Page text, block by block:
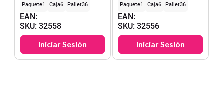
1
6 36
EAN:
SKU: 32558
Iniciar Sesión
1
6 36
EAN:
SKU: 32556
Iniciar Sesión